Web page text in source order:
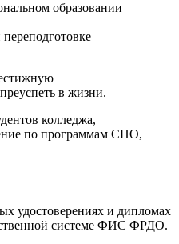
образовании
в жизни.
колледжа,
по программам СПО,
удостоверениях и дипломах
системе ФИС ФРДО.